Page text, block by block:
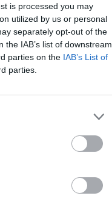
is processed you may
utilized by us or personal
separately opt-out of the
IAB’s list of downstream
parties on the IAB’s List of
parties.